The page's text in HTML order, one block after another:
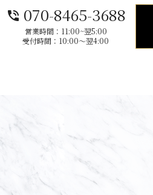
phone_in_talk 070-8465-3688
営業時間：11:00~翌5:00
受付時間：10:00〜翌4:00